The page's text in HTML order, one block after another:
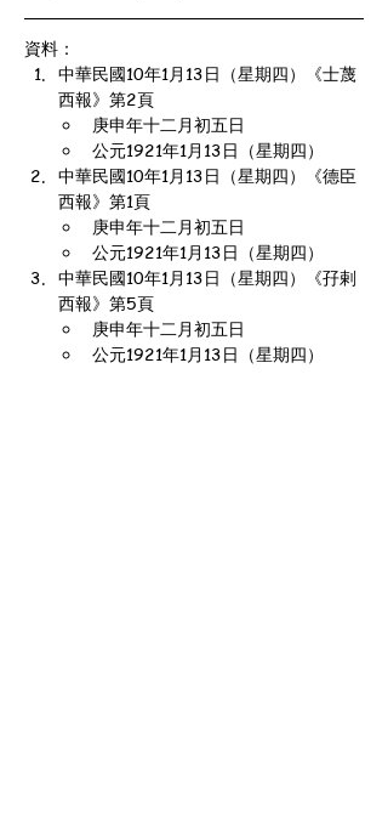
資料：
中華民國10年1月13日（星期四）《士蔑
西報》第2頁
庚申年十二月初五日
公元1921年1月13日（星期四）
中華民國10年1月13日（星期四）《德臣
西報》第1頁
庚申年十二月初五日
公元1921年1月13日（星期四）
中華民國10年1月13日（星期四）《孖剌
西報》第5頁
庚申年十二月初五日
公元1921年1月13日（星期四）